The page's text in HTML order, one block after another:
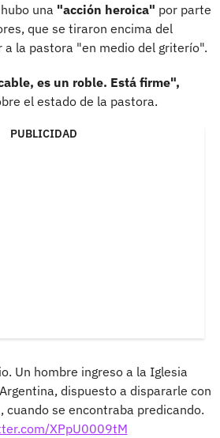
una "acción heroica" por parte
que se tiraron encima del
a la pastora "en medio del griterío".
es un roble. Está firme",
el estado de la pastora.
PUBLICIDAD
Un hombre ingreso a la Iglesia
dispuesto a dispararle con
cuando se encontraba predicando.
XPpU0009tM